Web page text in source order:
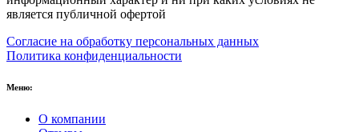
является публичной офертой
Согласие на обработку персональных данных
Политика конфиденциальности
Меню:
О компании